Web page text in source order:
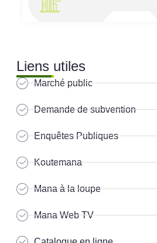
Liens utiles
Marché public
Demande de subvention
Enquêtes Publiques
Koutemana
Mana à la loupe
Mana Web TV